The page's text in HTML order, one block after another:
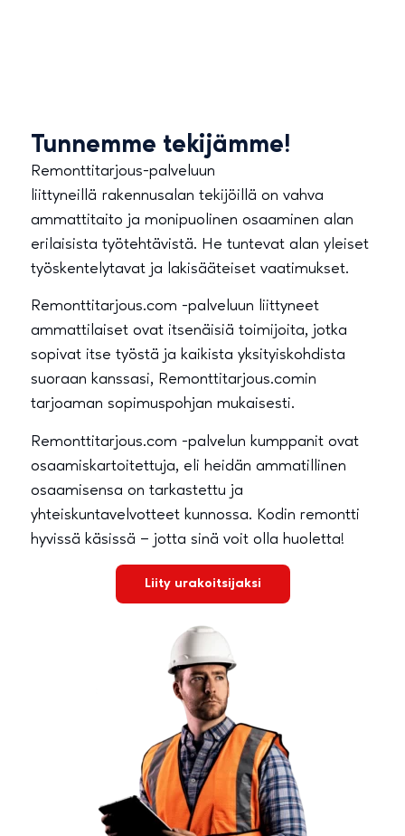
Tunnemme tekijämme!
Remonttitarjous-palveluun
liittyneillä rakennusalan tekijöillä on vahva
ammattitaito ja monipuolinen osaaminen alan
erilaisista työtehtävistä. He tuntevat alan yleiset
työskentelytavat ja lakisääteiset vaatimukset.
Remonttitarjous.com -palveluun liittyneet
ammattilaiset ovat itsenäisiä toimijoita, jotka
sopivat itse työstä ja kaikista yksityiskohdista
suoraan kanssasi, Remonttitarjous.comin
tarjoaman sopimuspohjan mukaisesti.
Remonttitarjous.com -palvelun kumppanit ovat
osaamiskartoitettuja, eli heidän ammatillinen
osaamisensa on tarkastettu ja
yhteiskuntavelvotteet kunnossa. Kodin remontti
hyvissä käsissä – jotta sinä voit olla huoletta!
Liity urakoitsijaksi